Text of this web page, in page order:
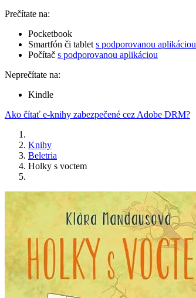
Prečítate na:
Pocketbook
Smartfón či tablet s podporovanou aplikáciou
Počítač s podporovanou aplikáciou
Neprečítate na:
Kindle
Ako čítať e-knihy zabezpečené cez Adobe DRM?
Knihy
Beletria
Holky s voctem